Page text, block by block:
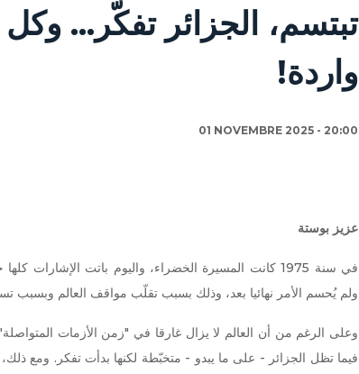
تبتسم، الجزائر تفكّر... وكل
واردة!
01 NOVEMBRE 2025 - 20:00
عزيز بوستة
في سنة 1975 كانت المسيرة الخضراء، واليوم باتت
ولم يُحسم الأمر نهائيا بعد، وذلك بسبب تقلّب مواقف العالم وبسبب
فيما تظل الجزائر - على ما يبدو - متخبّطة لكنها بدأت تفكر. ومع